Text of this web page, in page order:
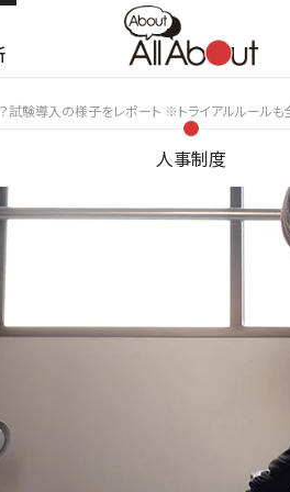
試験導入の様子をレポート ※トライアルルールも
人事制度